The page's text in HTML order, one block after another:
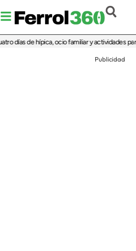
de hípica, ocio familiar y actividades para
Publicidad